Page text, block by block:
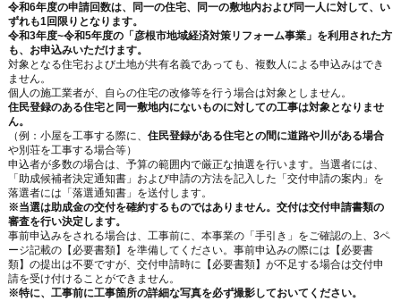
令和6年度の申請回数は、同一の住宅、同一の敷地内および同一人に対して、い
ずれも1回限りとなります。
令和3年度~令和5年度の「彦根市地域経済対策リフォーム事業」を利用された方
も、お申込みいただけます。
対象となる住宅および土地が共有名義であっても、複数人による申込みはでき
ません。
個人の施工業者が、自らの住宅の改修等を行う場合は対象としません。
住民登録のある住宅と同一敷地内にないものに対しての工事は対象となりませ
ん。
（例：小屋を工事する際に、 住民登録がある住宅との間に道路や川がある場合
や別荘を工事する場合等）
申込者が多数の場合は、予算の範囲内で厳正な抽選を行います。当選者には、
「助成候補者決定通知書」および申請の方法を記入した「交付申請の案内」を
落選者には「落選通知書」を送付します。
※当選は助成金の交付を確約するものではありません。交付は交付申請書類の
審査を行い決定します。
事前申込みをされる場合は、工事前に、本事業の「手引き」をご確認の上、3ペ
ージ記載の【必要書類】を準備してください。事前申込みの際には【必要書
類】の提出は不要ですが、交付申請時に【必要書類】が不足する場合は交付申
請を受け付けることができません。
※特に、工事前に工事箇所の詳細な写真を必ず撮影しておいてください。